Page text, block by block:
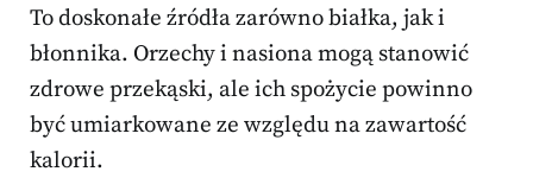
To doskonałe źródła zarówno białka, jak i
błonnika. Orzechy i nasiona mogą stanowić
zdrowe przekąski, ale ich spożycie powinno
być umiarkowane ze względu na zawartość
kalorii.